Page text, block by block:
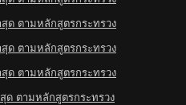
ด ตามหลักสูตรกระทรวง
ด ตามหลักสูตรกระทรวง
ด ตามหลักสูตรกระทรวง
ด ตามหลักสูตรกระทรวง